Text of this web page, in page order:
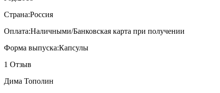
Страна:Россия
Оплата:Наличными/Банковская карта при получении
Форма выпуска:Капсулы
1 Отзыв
Дима Тополин